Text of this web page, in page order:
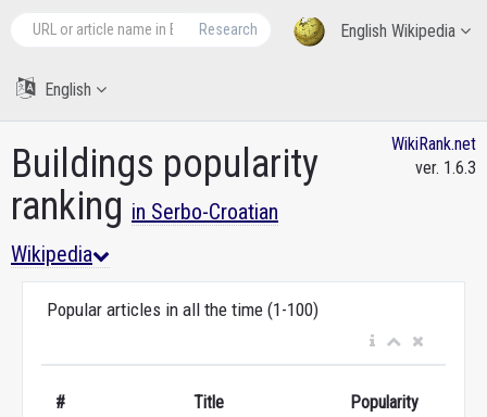
English Wikipedia
Research
English
Buildings popularity
ranking in Serbo-Croatian
Wikipedia
WikiRank.net
ver. 1.6.3
Popular articles in all the time (1-100)
# Title Popularity